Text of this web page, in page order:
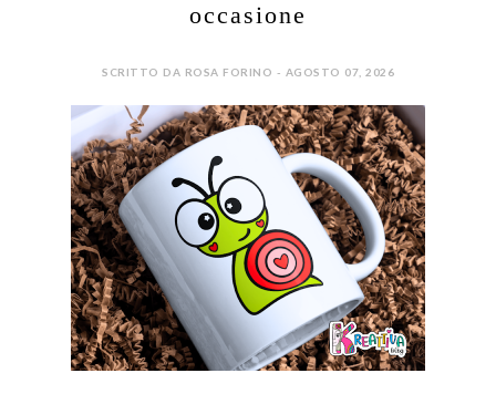
occasione
SCRITTO DA ROSA FORINO - AGOSTO 07, 2026